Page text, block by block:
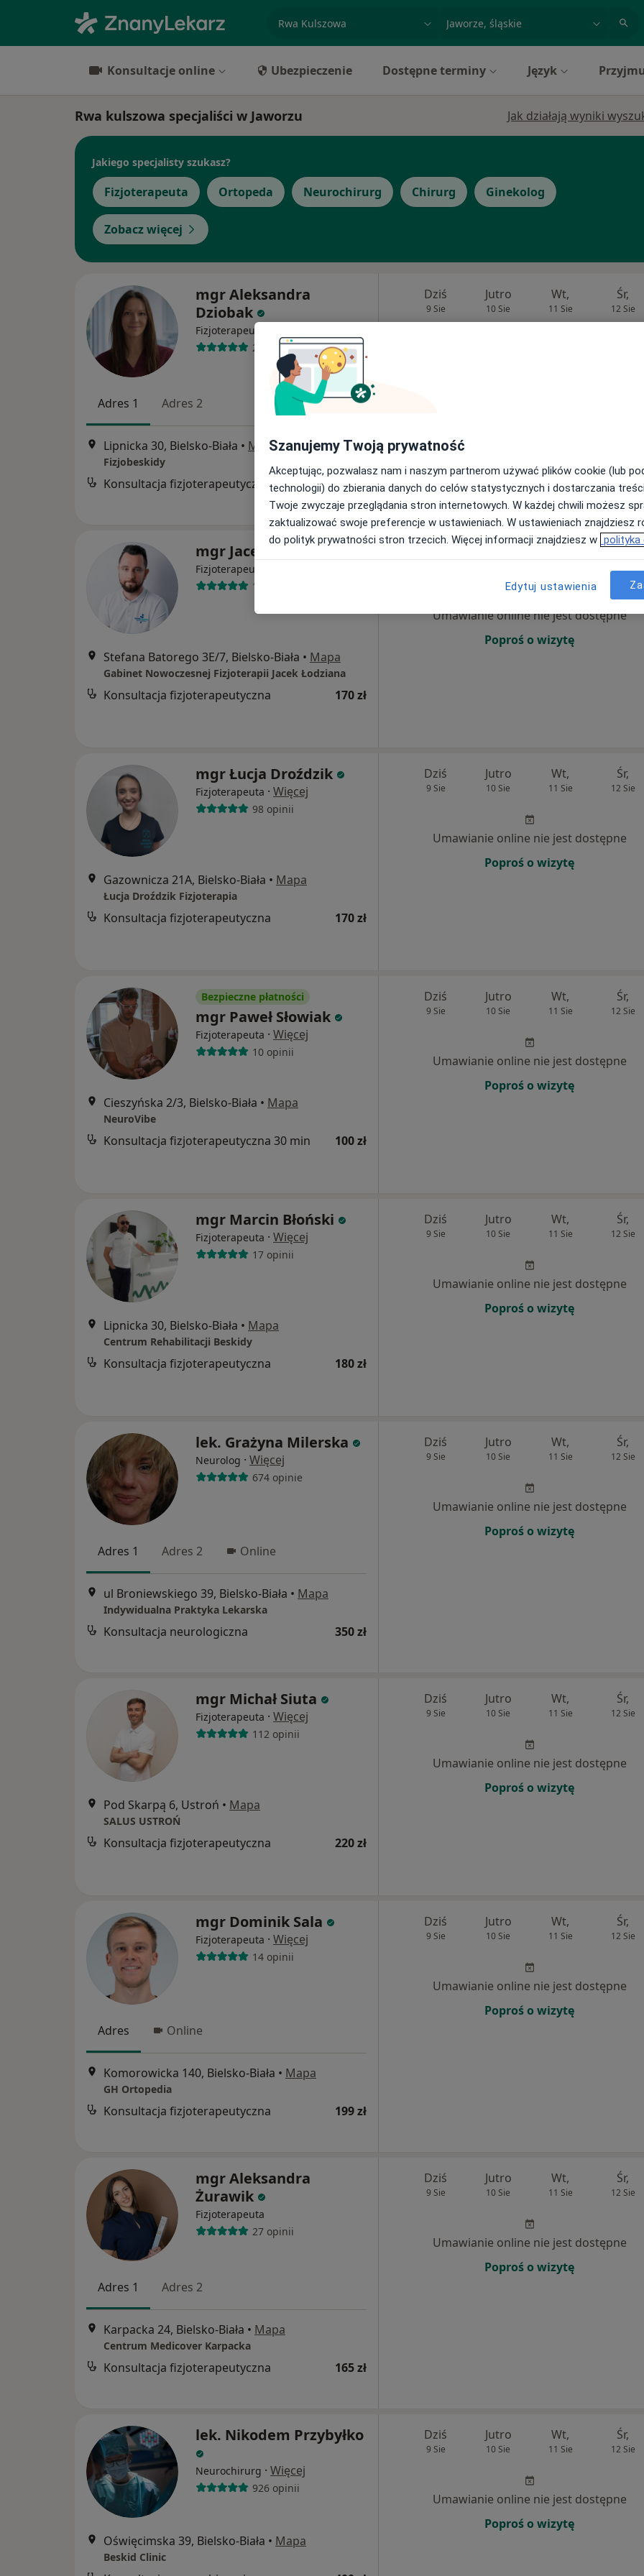
miasto lub dzielnica
Konsultacje online Ubezpieczenie Dostępne terminy Język
Rwa kulszowa specjaliści w Jaworzu Jak działają wyniki
Jakiego specjalisty szukasz?
Fizjoterapeuta Ortopeda Neurochirurg Chirurg Ginekolog
Zobacz więcej
mgr Aleksandra
Dziobak
Fizjoterapeuta
29 opinii
Adres 1 Adres 2
Lipnicka 30, Bielsko-Biała • Mapa
Fizjobeskidy
Konsultacja fizjoterapeutyczna 180 zł
Dziś
9 Sie
Jutro
10 Sie
Wt,
11 Sie
Śr,
12 Sie
mgr Jacek Łodziana
Fizjoterapeuta
116 opinii
Stefana Batorego 3E/7, Bielsko-Biała • Mapa
Gabinet Nowoczesnej Fizjoterapii Jacek Łodziana
Konsultacja fizjoterapeutyczna 170 zł
Wt, Śr,
Umawianie online nie jest dostępne
Poproś o wizytę
mgr Łucja Droździk
Fizjoterapeuta · Więcej
98 opinii
Gazownicza 21A, Bielsko-Biała • Mapa
Łucja Droździk Fizjoterapia
Konsultacja fizjoterapeutyczna 170 zł
Dziś
9 Sie
Jutro
10 Sie
Wt,
11 Sie
Śr,
12 Sie
Umawianie online nie jest dostępne
Poproś o wizytę
Bezpieczne płatności
mgr Paweł Słowiak
Fizjoterapeuta · Więcej
10 opinii
Cieszyńska 2/3, Bielsko-Biała • Mapa
NeuroVibe
Konsultacja fizjoterapeutyczna 30 min 100 zł
Dziś
9 Sie
Jutro
10 Sie
Wt,
11 Sie
Śr,
12 Sie
Umawianie online nie jest dostępne
Poproś o wizytę
mgr Marcin Błoński
Fizjoterapeuta · Więcej
17 opinii
Lipnicka 30, Bielsko-Biała • Mapa
Centrum Rehabilitacji Beskidy
Konsultacja fizjoterapeutyczna 180 zł
Dziś
9 Sie
Jutro
10 Sie
Wt,
11 Sie
Śr,
12 Sie
Umawianie online nie jest dostępne
Poproś o wizytę
lek. Grażyna Milerska
Neurolog · Więcej
674 opinie
Adres 1 Adres 2 Online
ul Broniewskiego 39, Bielsko-Biała • Mapa
Indywidualna Praktyka Lekarska
Konsultacja neurologiczna 350 zł
Dziś
9 Sie
Jutro
10 Sie
Wt,
11 Sie
Śr,
12 Sie
Umawianie online nie jest dostępne
Poproś o wizytę
mgr Michał Siuta
Fizjoterapeuta · Więcej
112 opinii
Pod Skarpą 6, Ustroń • Mapa
SALUS USTROŃ
Konsultacja fizjoterapeutyczna 220 zł
Dziś
9 Sie
Jutro
10 Sie
Wt,
11 Sie
Śr,
12 Sie
Umawianie online nie jest dostępne
Poproś o wizytę
mgr Dominik Sala
Fizjoterapeuta · Więcej
14 opinii
Adres Online
Komorowicka 140, Bielsko-Biała • Mapa
GH Ortopedia
Konsultacja fizjoterapeutyczna 199 zł
Dziś
9 Sie
Jutro
10 Sie
Wt,
11 Sie
Śr,
12 Sie
Umawianie online nie jest dostępne
Poproś o wizytę
mgr Aleksandra
Żurawik
Fizjoterapeuta
27 opinii
Adres 1 Adres 2
Karpacka 24, Bielsko-Biała • Mapa
Centrum Medicover Karpacka
Konsultacja fizjoterapeutyczna 165 zł
Dziś
9 Sie
Jutro
10 Sie
Wt,
11 Sie
Śr,
12 Sie
Umawianie online nie jest dostępne
Poproś o wizytę
lek. Nikodem Przybyłko
Neurochirurg · Więcej
926 opinii
Oświęcimska 39, Bielsko-Biała • Mapa
Beskid Clinic
Dziś
9 Sie
Jutro
10 Sie
Wt,
11 Sie
Śr,
12 Sie
Umawianie online nie jest dostępne
Poproś o wizytę
Szanujemy Twoją prywatność
Akceptując, pozwalasz nam i naszym partnerom używać plików cookie (lub
technologii) do zbierania danych do celów statystycznych i dostarczania
Twoje zwyczaje przeglądania stron internetowych. W każdej chwili możesz
zaktualizować swoje preferencje w ustawieniach. W ustawieniach znajdziesz
do polityk prywatności stron trzecich. Więcej informacji znajdziesz w polityka
Edytuj ustawienia